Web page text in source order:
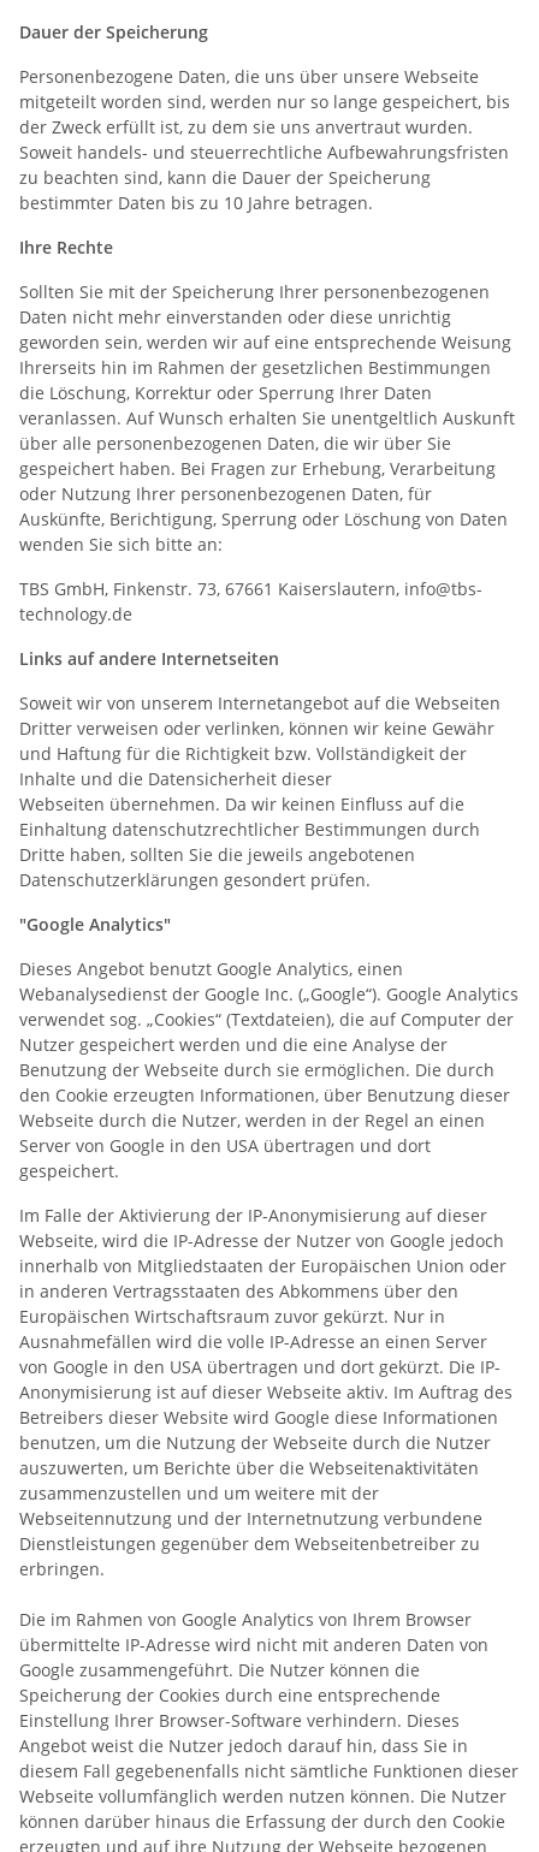
Dauer der Speicherung
Personenbezogene Daten, die uns über unsere Webseite
mitgeteilt worden sind, werden nur so lange gespeichert, bis
der Zweck erfüllt ist, zu dem sie uns anvertraut wurden.
Soweit handels- und steuerrechtliche Aufbewahrungsfristen
zu beachten sind, kann die Dauer der Speicherung
bestimmter Daten bis zu 10 Jahre betragen.
Ihre Rechte
Sollten Sie mit der Speicherung Ihrer personenbezogenen
Daten nicht mehr einverstanden oder diese unrichtig
geworden sein, werden wir auf eine entsprechende Weisung
Ihrerseits hin im Rahmen der gesetzlichen Bestimmungen
die Löschung, Korrektur oder Sperrung Ihrer Daten
veranlassen. Auf Wunsch erhalten Sie unentgeltlich Auskunft
über alle personenbezogenen Daten, die wir über Sie
gespeichert haben. Bei Fragen zur Erhebung, Verarbeitung
oder Nutzung Ihrer personenbezogenen Daten, für
Auskünfte, Berichtigung, Sperrung oder Löschung von Daten
wenden Sie sich bitte an:
TBS GmbH, Finkenstr. 73, 67661 Kaiserslautern, info@tbs-
technology.de
Links auf andere Internetseiten
Soweit wir von unserem Internetangebot auf die Webseiten
Dritter verweisen oder verlinken, können wir keine Gewähr
und Haftung für die Richtigkeit bzw. Vollständigkeit der
Inhalte und die Datensicherheit dieser
Webseiten übernehmen. Da wir keinen Einfluss auf die
Einhaltung datenschutzrechtlicher Bestimmungen durch
Dritte haben, sollten Sie die jeweils angebotenen
Datenschutzerklärungen gesondert prüfen.
"Google Analytics"
Dieses Angebot benutzt Google Analytics, einen
Webanalysedienst der Google Inc. („Google“). Google Analytics
verwendet sog. „Cookies“ (Textdateien), die auf Computer der
Nutzer gespeichert werden und die eine Analyse der
Benutzung der Webseite durch sie ermöglichen. Die durch
den Cookie erzeugten Informationen, über Benutzung dieser
Webseite durch die Nutzer, werden in der Regel an einen
Server von Google in den USA übertragen und dort
gespeichert.
Im Falle der Aktivierung der IP-Anonymisierung auf dieser
Webseite, wird die IP-Adresse der Nutzer von Google jedoch
innerhalb von Mitgliedstaaten der Europäischen Union oder
in anderen Vertragsstaaten des Abkommens über den
Europäischen Wirtschaftsraum zuvor gekürzt. Nur in
Ausnahmefällen wird die volle IP-Adresse an einen Server
von Google in den USA übertragen und dort gekürzt. Die IP-
Anonymisierung ist auf dieser Webseite aktiv. Im Auftrag des
Betreibers dieser Website wird Google diese Informationen
benutzen, um die Nutzung der Webseite durch die Nutzer
auszuwerten, um Berichte über die Webseitenaktivitäten
zusammenzustellen und um weitere mit der
Webseitennutzung und der Internetnutzung verbundene
Dienstleistungen gegenüber dem Webseitenbetreiber zu
erbringen.
Die im Rahmen von Google Analytics von Ihrem Browser
übermittelte IP-Adresse wird nicht mit anderen Daten von
Google zusammengeführt. Die Nutzer können die
Speicherung der Cookies durch eine entsprechende
Einstellung Ihrer Browser-Software verhindern. Dieses
Angebot weist die Nutzer jedoch darauf hin, dass Sie in
diesem Fall gegebenenfalls nicht sämtliche Funktionen dieser
Webseite vollumfänglich werden nutzen können. Die Nutzer
können darüber hinaus die Erfassung der durch den Cookie
erzeugten und auf ihre Nutzung der Webseite bezogenen